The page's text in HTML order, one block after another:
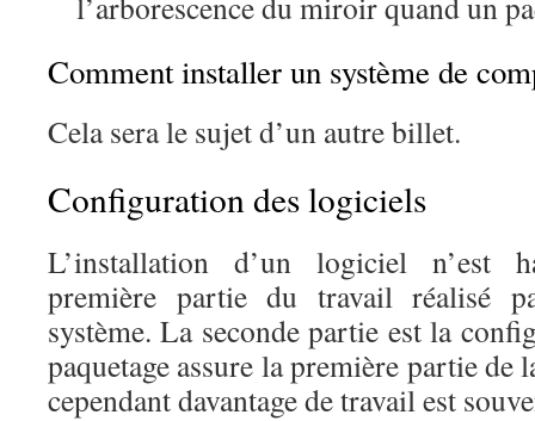
Comment installer un système de
Cela sera le sujet d’un autre billet.
Configuration des logiciels
L’installation d’un logiciel n’est
première partie du travail réalisé
système. La seconde partie est la
paquetage assure la première partie
cependant davantage de travail est